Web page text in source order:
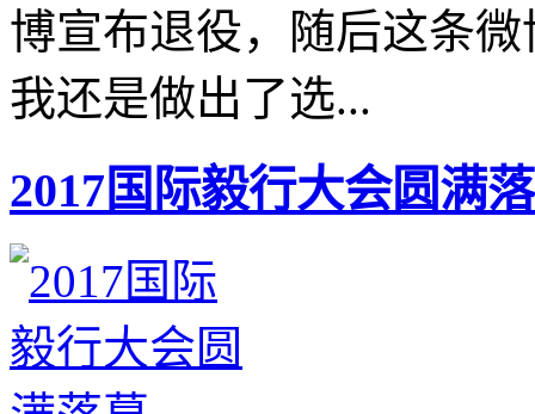
博宣布退役，随后这条
我还是做出了选...
2017国际毅行大会圆满